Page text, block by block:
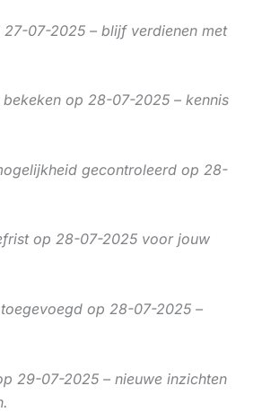
27-07-2025 – blijf verdienen met
op 28-07-2025 – kennis
gecontroleerd op 28-
op 28-07-2025 voor jouw
op 28-07-2025 –
29-07-2025 – nieuwe inzichten